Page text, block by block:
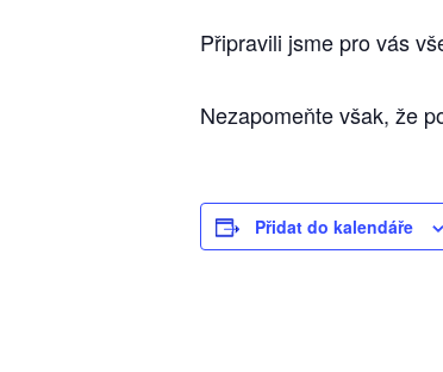
Připravili jsme pro vás
Nezapomeňte však, že
Přidat do kalendáře